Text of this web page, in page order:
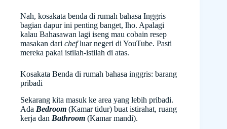
Nah, kosakata benda di rumah bahasa Inggris
bagian dapur ini penting banget, lho. Apalagi
kalau Bahasawan lagi iseng mau cobain resep
masakan dari chefluar negeri di YouTube. Pasti
mereka pakai istilah-istilah di atas.
Kosakata Benda di rumah bahasa inggris: barang
pribadi
Sekarang kita masuk ke area yang lebih pribadi.
Ada Bedroom (Kamar tidur) buat istirahat, ruang
kerja dan Bathroom (Kamar mandi).